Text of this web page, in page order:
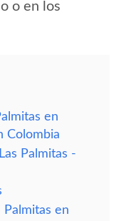
o en los
en
Colombia
Palmitas -
Palmitas en